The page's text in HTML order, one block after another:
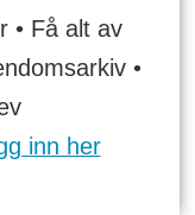
• Få alt av
•
inn her